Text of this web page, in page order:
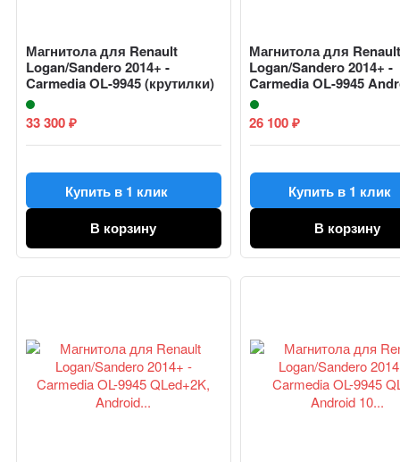
Магнитола для Renault
Logan/Sandero 2014+ -
Carmedia OL-9945 (крутилки)
QLed,...
33 300₽
Купить в 1 клик
В корзину
Магнитола для
Logan/Sandero 2014+ -
Carmedia OL-9945
8-яд...
26 100₽
Купить в 1 клик
В корзину